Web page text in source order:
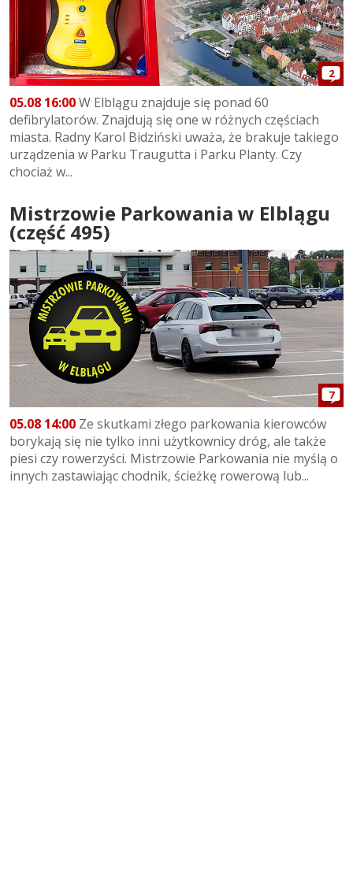
2
05.08 16:00W Elblągu znajduje się ponad 60
defibrylatorów. Znajdują się one w różnych częściach
miasta. Radny Karol Bidziński uważa, że brakuje takiego
urządzenia w Parku Traugutta i Parku Planty. Czy
chociaż w...
Mistrzowie Parkowania w Elblągu
(część 495)
7
05.08 14:00 Ze skutkami złego parkowania kierowców
borykają się nie tylko inni użytkownicy dróg, ale także
piesi czy rowerzyści. Mistrzowie Parkowania nie myślą o
innych zastawiając chodnik, ścieżkę rowerową lub...